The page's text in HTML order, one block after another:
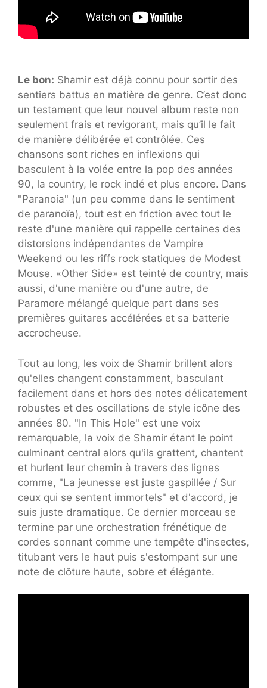
Le bon: Shamir est déjà connu pour sortir des
sentiers battus en matière de genre. C’est donc
un testament que leur nouvel album reste non
seulement frais et revigorant, mais qu’il le fait
de manière délibérée et contrôlée. Ces
chansons sont riches en inflexions qui
basculent à la volée entre la pop des années
90, la country, le rock indé et plus encore. Dans
"Paranoia" (un peu comme dans le sentiment
de paranoïa), tout est en friction avec tout le
reste d'une manière qui rappelle certaines des
distorsions indépendantes de Vampire
Weekend ou les riffs rock statiques de Modest
Mouse. «Other Side» est teinté de country, mais
aussi, d'une manière ou d'une autre, de
Paramore mélangé quelque part dans ses
premières guitares accélérées et sa batterie
accrocheuse.
Tout au long, les voix de Shamir brillent alors
qu'elles changent constamment, basculant
facilement dans et hors des notes délicatement
robustes et des oscillations de style icône des
années 80. "In This Hole" est une voix
remarquable, la voix de Shamir étant le point
culminant central alors qu'ils grattent, chantent
et hurlent leur chemin à travers des lignes
comme, "La jeunesse est juste gaspillée / Sur
ceux qui se sentent immortels" et d'accord, je
suis juste dramatique. Ce dernier morceau se
termine par une orchestration frénétique de
cordes sonnant comme une tempête d'insectes,
titubant vers le haut puis s'estompant sur une
note de clôture haute, sobre et élégante.